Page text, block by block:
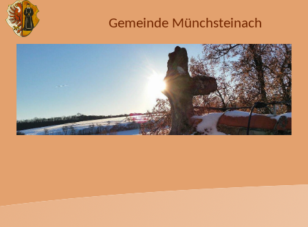
Gemeinde Münchsteinach